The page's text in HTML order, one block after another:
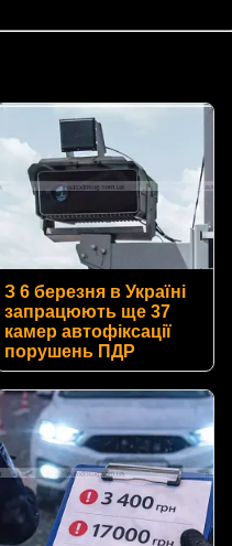
З 6 березня в Україні
запрацюють ще 37
камер автофіксації
порушень ПДР